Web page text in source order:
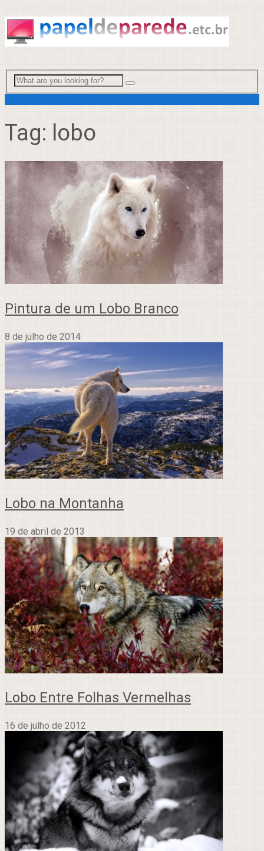
Tag: lobo
Pintura de um Lobo Branco
8 de julho de 2014
Lobo na Montanha
19 de abril de 2013
Lobo Entre Folhas Vermelhas
16 de julho de 2012